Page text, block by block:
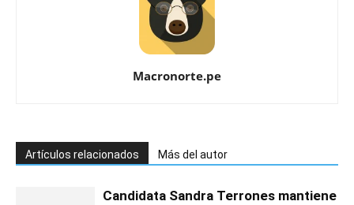
Macronorte.pe
Artículos relacionados Más del autor
Candidata Sandra Terrones mantiene